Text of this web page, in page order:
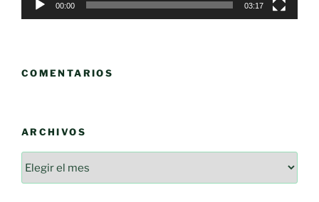
00:00 03:17
COMENTARIOS
ARCHIVOS